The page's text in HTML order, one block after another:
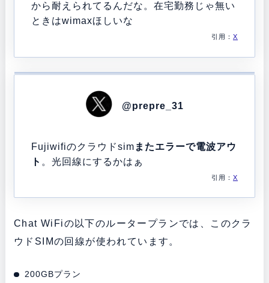
から耐えられてるんだな。在宅勤務じゃ無い
ときはwimaxほしいな
引用：X
@prepre_31
Fujiwifiのクラ ウドsim またエラーで電波アウ
ト 。光回線にするかはぁ
引用：X
Chat WiFiの以下のルータープランでは、このクラ
ウドSIMの回線が使われています。
200GBプラン